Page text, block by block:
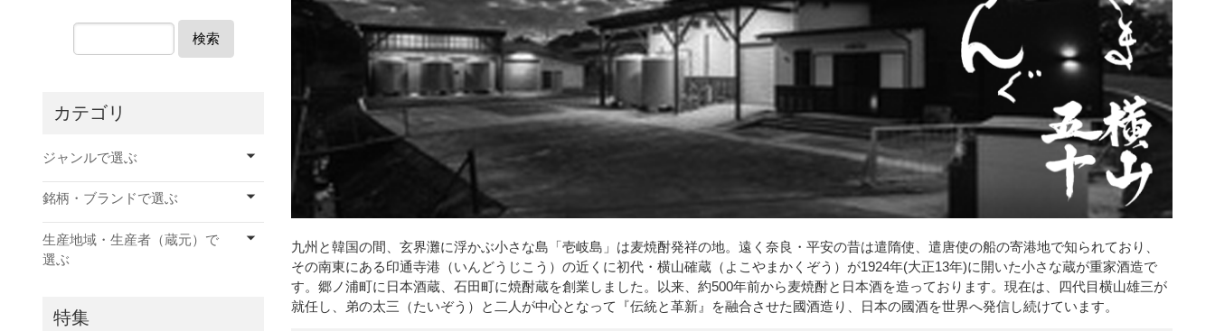
九州と韓国の間、玄界灘に浮かぶ小さな島「壱岐島」は麦焼酎発祥の地。遠く奈良・平安の昔は遣隋使、遣唐使の船の寄港地で知られており、
その南東にある印通寺港（いんどうじこう）の近くに初代・横山確蔵（よこやまかくぞう）が1924年(大正13年)に開いた小さな蔵が重家酒造で
す。郷ノ浦町に日本酒蔵、石田町に焼酎蔵を創業しました。以来、約500年前から麦焼酎と日本酒を造っております。現在は、四代目横山雄三が
就任し、弟の太三（たいぞう）と二人が中心となって『伝統と革新』を融合させた國酒造り、日本の國酒を世界へ発信し続けています。
検索
カテゴリ
ジャンルで選ぶ
銘柄・ブランドで選ぶ
生産地域・生産者（蔵元）で
選ぶ
特集